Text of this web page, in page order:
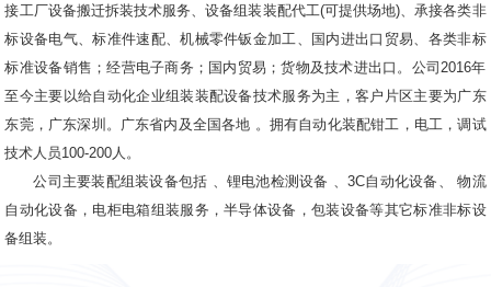
接工厂设备搬迁拆装技术服务、设备组装装配代工(可提供场地)、承接各类非
标设备电气、标准件速配、机械零件钣金加工、国内进出口贸易、各类非标
标准设备销售；经营电子商务；国内贸易；货物及技术进出口。公司2016年
至今主要以给自动化企业组装装配设备技术服务为主，客户片区主要为广东
东莞，广东深圳。广东省内及全国各地 。拥有自动化装配钳工，电工，调试
技术人员100-200人。
公司主要装配组装设备包括 、锂电池检测设备 、3C自动化设备、 物流
自动化设备，电柜电箱组装服务，半导体设备，包装设备等其它标准非标设
备组装。